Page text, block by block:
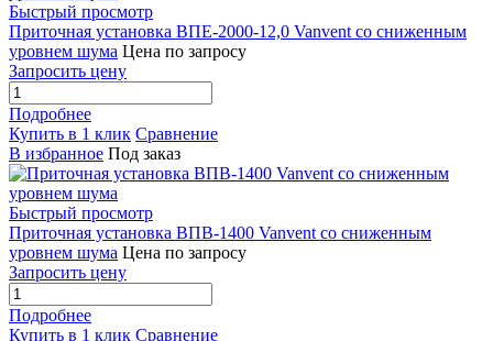
Быстрый просмотр
Приточная установка ВПЕ-2000-12,0 Vanvent со сниженным
уровнем шума Цена по запросу
Запросить цену
Подробнее
Купить в 1 клик Сравнение
В избранное Под заказ
Быстрый просмотр
Приточная установка ВПВ-1400 Vanvent со сниженным
уровнем шума Цена по запросу
Запросить цену
Подробнее
Купить в 1 клик Сравнение